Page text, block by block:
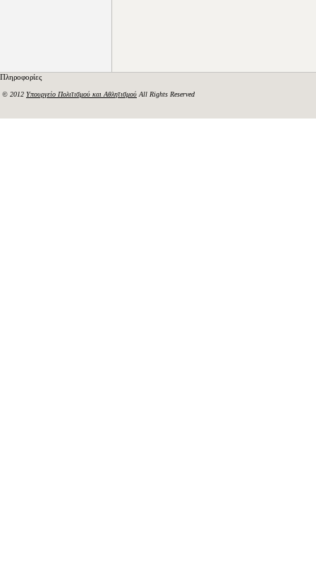
Πληροφορίες
© 2012 Υπουργείο Πολιτισμού και Αθλητισμού All Rights Reserved